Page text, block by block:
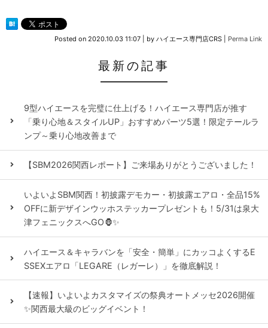
Posted on 2020.10.03 11:07 by ハイエース専門店CRS Perma Link
最新の記事
9型ハイエースを完璧に仕上げる！ハイエース専門店が推す
「乗り心地＆スタイルUP」おすすめパーツ5選！限定テールラ
ンプ～乗り心地改善まで
【SBM2026関西レポート】ご来場ありがとうございました！
いよいよSBM関西！初披露デモカー・初披露エアロ・全品15%
OFFに新デザインウッホステッカープレゼントも！5/31は泉大
津フェニックスへGO🦍✨
ハイエース＆キャラバンを「安全・簡単」にカッコよくするE
SSEXエアロ「LEGARE（レガーレ）」を徹底解説！
【速報】いよいよカスタマイズの祭典オートメッセ2026開催
✨関西最大級のビッグイベント！